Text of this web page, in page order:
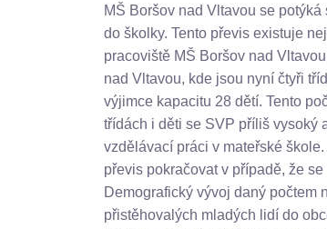
MŠ Boršov nad Vltavou se
do školky. Tento převis existuje
pracoviště MŠ Boršov nad
nad Vltavou, kde jsou nyní čtyři
výjimce kapacitu 28 dětí. Tento
třídách i děti se SVP příliš vysoký
vzdělávací práci v mateřské
převis pokračovat v případě, že
Demografický vývoj daný počtem
přistěhovalých mladých lidí do